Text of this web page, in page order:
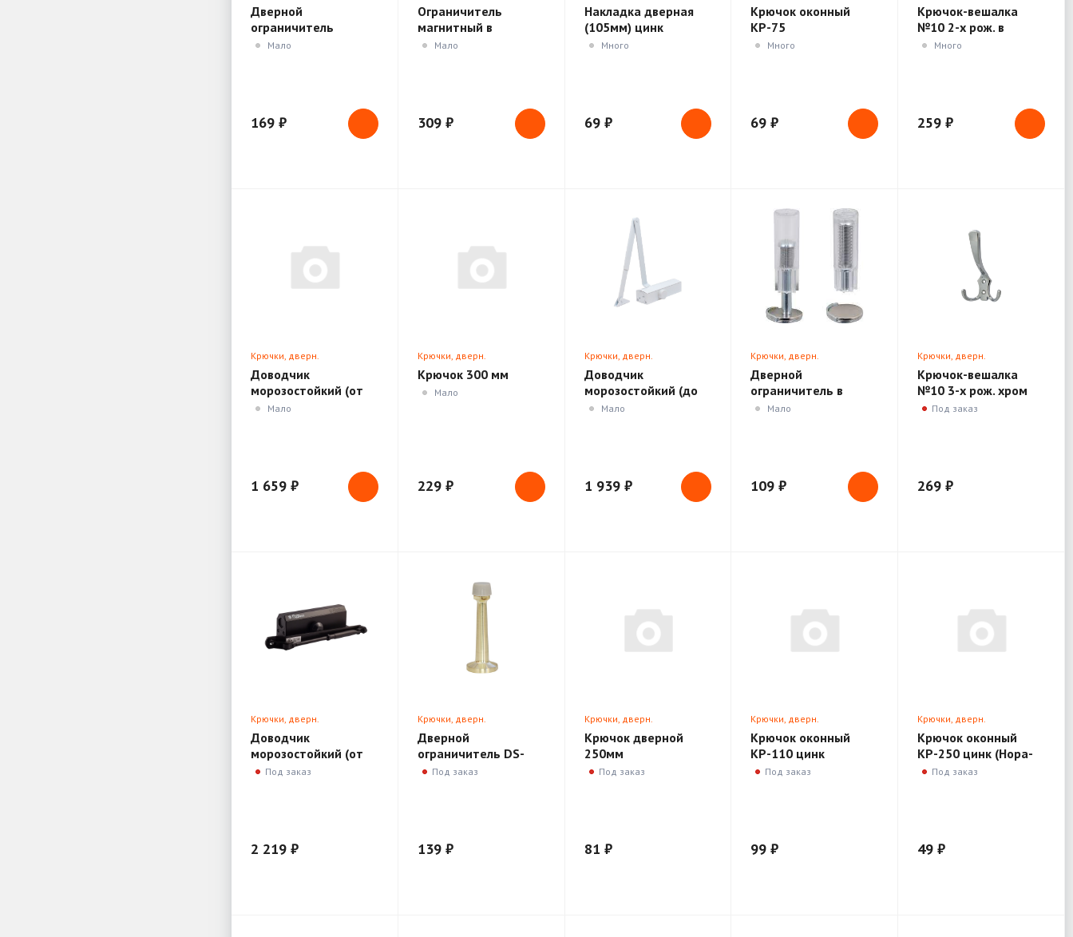
ограничители, доводчики
Дверной
ограничитель
настен. в
Мало
169 ₽
ограничители, доводчики
Ограничитель
магнитный в
ассортименте
Мало
309 ₽
ограничители, доводчики
Накладка дверная
(105мм) цинк
Много
69 ₽
ограничители, доводчики
Крючок оконный
КР-75
Много
69 ₽
ограничители, доводчики
Крючок-вешалка
№10 2-х рож. в
асортименте
Много
259 ₽
Крючки, дверн.
ограничители, доводчики
Доводчик
морозостойкий (от
15 до 50кг) белый/
Мало
1 659 ₽
Крючки, дверн.
ограничители, доводчики
Крючок 300 мм
Мало
229 ₽
Крючки, дверн.
ограничители, доводчики
Доводчик
морозостойкий (до
50кг) в ассортименте
Мало
1 939 ₽
Крючки, дверн.
ограничители, доводчики
Дверной
ограничитель в
ассортименте
Мало
109 ₽
Крючки, дверн.
ограничители, доводчики
Крючок-вешалка
№10 3-х рож. хром
(Нора-М)
Под заказ
269 ₽
Крючки, дверн.
ограничители, доводчики
Доводчик
морозостойкий (от
80 до 120кг) Нора-М
Под заказ
2 219 ₽
Крючки, дверн.
ограничители, доводчики
Дверной
ограничитель DS-
0015-GM золото
Под заказ
139 ₽
Крючки, дверн.
ограничители, доводчики
Крючок дверной
250мм
Под заказ
81 ₽
Крючки, дверн.
ограничители, доводчики
Крючок оконный
КР-110 цинк
(Метизы)
Под заказ
99 ₽
Крючки, дверн.
ограничители, доводчики
Крючок оконный
КР-250 цинк (Нора-
М) Под заказ
49 ₽